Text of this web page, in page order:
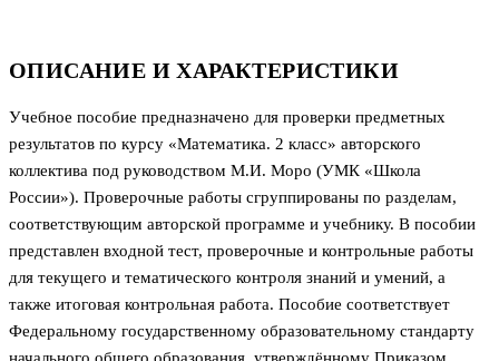
ОПИСАНИЕ И ХАРАКТЕРИСТИКИ
Учебное пособие предназначено для проверки предметных
результатов по курсу «Математика. 2 класс» авторского
коллектива под руководством М.И. Моро (УМК «Школа
России»). Проверочные работы сгруппированы по разделам,
соответствующим авторской программе и учебнику. В пособии
представлен входной тест, проверочные и контрольные работы
для текущего и тематического контроля знаний и умений, а
также итоговая контрольная работа. Пособие соответствует
Федеральному государственному образовательному стандарту